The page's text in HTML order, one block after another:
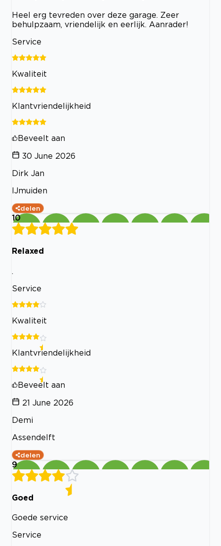
Heel erg tevreden over deze garage. Zeer
behulpzaam, vriendelijk en eerlijk. Aanrader!
Service
Kwaliteit
Klantvriendelijkheid
Beveelt aan
30 June 2026
Dirk Jan
IJmuiden
delen
10
Relaxed
Service
Kwaliteit
Klantvriendelijkheid
Beveelt aan
21 June 2026
Demi
Assendelft
delen
9
Goed
Goede service
Service